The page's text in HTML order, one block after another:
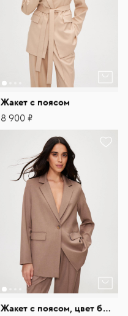
Жакет с поясом
8 900 ₽
Жакет с поясом, цвет бежевый меланж SO